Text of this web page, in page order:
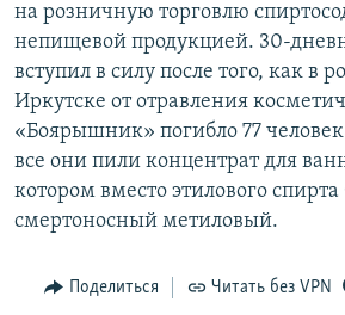
на розничную торговлю
непищевой продукцией. 30-
вступил в силу после того, как в
Иркутске от отравления
«Боярышник» погибло 77
все они пили концентрат для
котором вместо этилового
смертоносный метиловый.
Поделиться Читать без VPN